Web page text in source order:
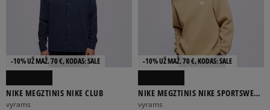
-10% UŽ MAŽ. 70 €, KODAS: SALE
NIKE MEGZTINIS NIKE CLUB
vyrams
-10% UŽ MAŽ. 70 €, KODAS: SALE
NIKE MEGZTINIS NIKE SPORTSWEAR
CLUB
vyrams